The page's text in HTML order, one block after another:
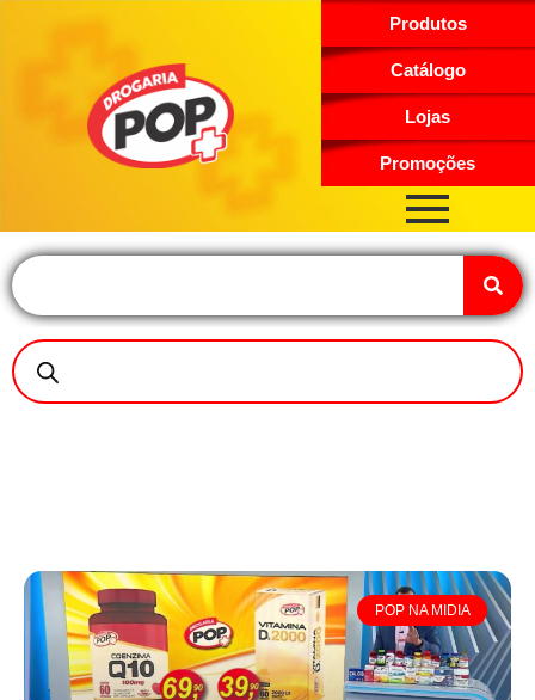
Produtos
Catálogo
Lojas
Promoções
POP NA MIDIA